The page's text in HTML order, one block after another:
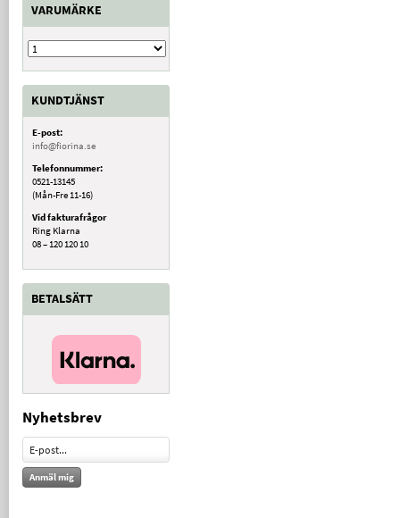
VARUMÄRKE
KUNDTJÄNST
E-post:
info@fiorina.se
Telefonnummer:
0521-13145
(Mån-Fre 11-16)
Vid fakturafrågor
Ring Klarna
08 – 120 120 10
BETALSÄTT
Nyhetsbrev
Anmäl mig